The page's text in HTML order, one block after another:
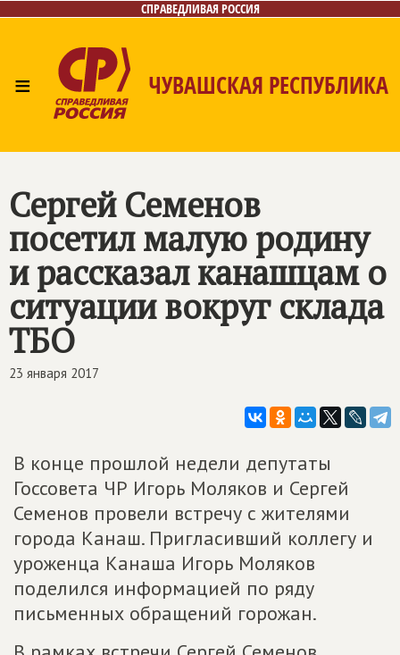
СПРАВЕДЛИВАЯ РОССИЯ
≡ ЧУВАШСКАЯ РЕСПУБЛИКА
Сергей Семенов
посетил малую родину
и рассказал канашцам о
ситуации вокруг склада
ТБО
23 января 2017
В конце прошлой недели депутаты
Госсовета ЧР Игорь Моляков и Сергей
Семенов провели встречу с жителями
города Канаш. Пригласивший коллегу и
уроженца Канаша Игорь Моляков
поделился информацией по ряду
письменных обращений горожан.